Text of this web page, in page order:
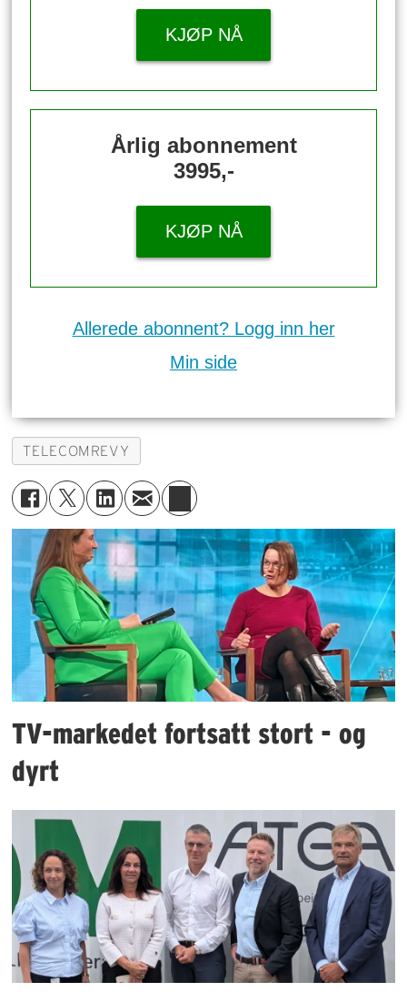
KJØP NÅ
Årlig abonnement
3995,-
KJØP NÅ
Allerede abonnent? Logg inn her
Min side
TELECOMREVY
TV-markedet fortsatt stort - og
dyrt